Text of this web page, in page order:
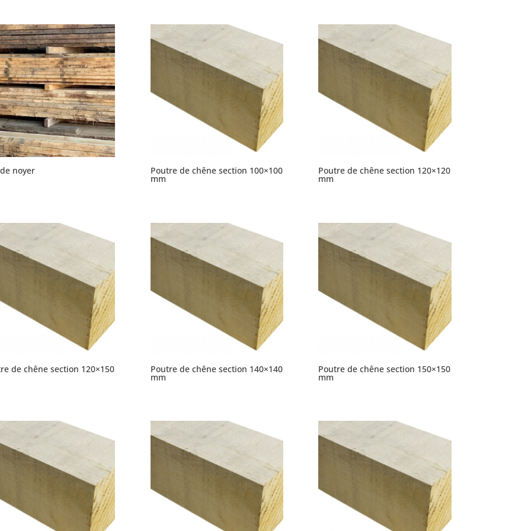
noyer Poutre de chêne section 100×100
mm
Poutre de chêne section 120×120
mm
de chêne section 120×150 Poutre de chêne section 140×140
mm
Poutre de chêne section 150×150
mm